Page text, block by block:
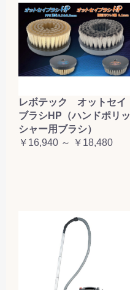
レボテック オットセイ
ブラシHP（ハンドポリッ
シャー用ブラシ）
￥16,940 ～ ￥18,480